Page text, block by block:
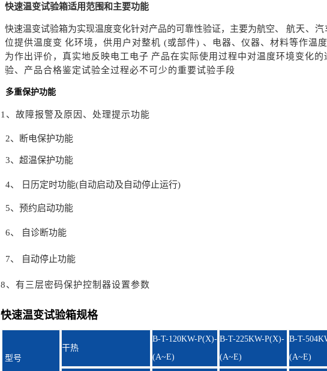
快速温变试验箱适用范围和主要功能
快速温变试验箱为实现温度变化针对产品的可靠性验证，主要为航空、 航天、 汽
位提供温度变 化环境，供用户对整机 (或部件) 、电器、仪器、材料等作温
为作出评价，真实地反映电工电子 产品在实际使用过程中对温度环境变化
验、产品合格鉴定试验全过程必不可少的重要试验手段
多重保护功能
1、故障报警及原因、处理提示功能
2、断电保护功能
3、超温保护功能
4、 日历定时功能(自动启动及自动停止运行)
5、预约启动功能
6、 自诊断功能
7、 自动停止功能
8、有三层密码保护控制器设置参数
快速温变试验箱规格
型号
干热
B-T-120KW-P(X)-
(A~E)
B-T-225KW-P(X)-
(A~E)
B-T-
(A~E)